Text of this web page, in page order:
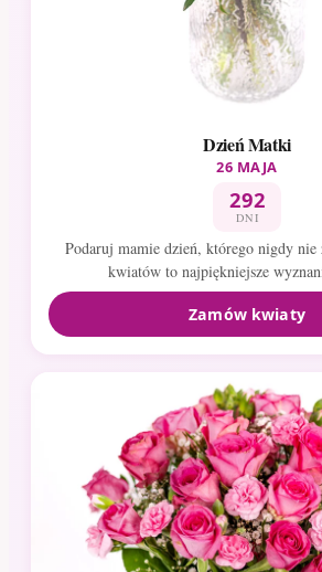
Dzień Matki
26 MAJA
292
DNI
Podaruj mamie dzień, którego nigdy
kwiatów to najpiękniejsze
Zamów kwiaty